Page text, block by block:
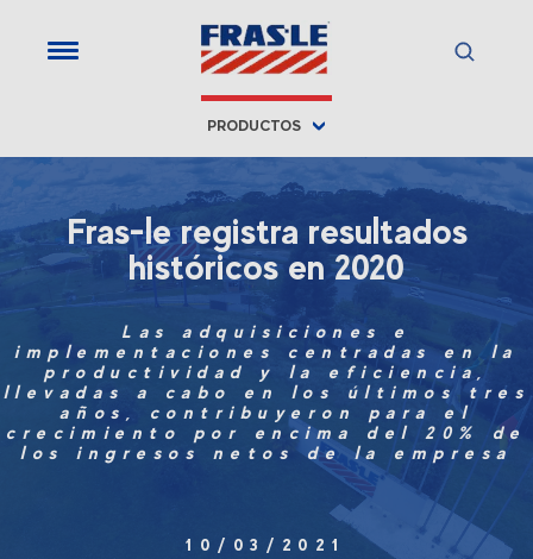
PRODUCTOS
Fras-le registra resultados
históricos en 2020
Las adquisiciones e
implementaciones centradas en la
productividad y la eficiencia,
llevadas a cabo en los últimos tres
años, contribuyeron para el
crecimiento por encima del 20% de
los ingresos netos de la empresa
10/03/2021